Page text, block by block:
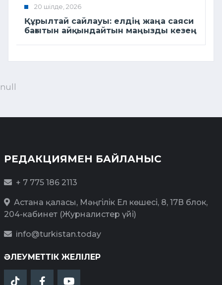
20 шілде, 2026
Құрылтай сайлауы: елдің жаңа саяси
бағытын айқындайтын маңызды кезең
null
РЕДАКЦИЯМЕН БАЙЛАНЫС
+ 7 775 186 2113
Астана қаласы, Мәңгілік Ел көшесі, 8, 17В блок,
204-кабинет (Журналистер үйі)
info@turkistan.today
ӘЛЕУМЕТТІК ЖЕЛІЛЕР